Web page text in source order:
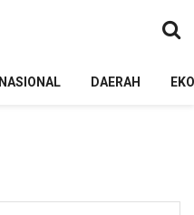
NASIONAL DAERAH